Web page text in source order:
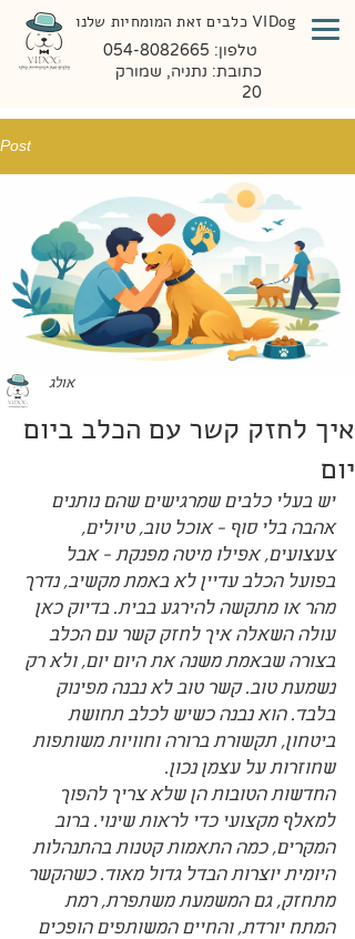
כתובת: נתניה, שמורק
20
טלפון: 054-8082665
VIDog כלבים זאת המומחיות שלנו
Post
איך לחזק קשר עם הכלב ביום
יום
אולג
יש בעלי כלבים שמרגישים שהם נותנים
אהבה בלי סוף - אוכל טוב, טיולים,
צעצועים, אפילו מיטה מפנקת - אבל
בפועל הכלב עדיין לא באמת מקשיב, נדרך
מהר או מתקשה להירגע בבית. בדיוק כאן
עולה השאלה איך לחזק קשר עם הכלב
בצורה שבאמת משנה את היום יום, ולא רק
נשמעת טוב. קשר טוב לא נבנה מפינוק
בלבד. הוא נבנה כשיש לכלב תחושת
ביטחון, תקשורת ברורה וחוויות משותפות
שחוזרות על עצמן נכון.
החדשות הטובות הן שלא צריך להפוך
למאלף מקצועי כדי לראות שינוי. ברוב
המקרים, כמה התאמות קטנות בהתנהלות
היומית יוצרות הבדל גדול מאוד. כשהקשר
מתחזק, גם המשמעת משתפרת, רמת
המתח יורדת, והחיים המשותפים הופכים